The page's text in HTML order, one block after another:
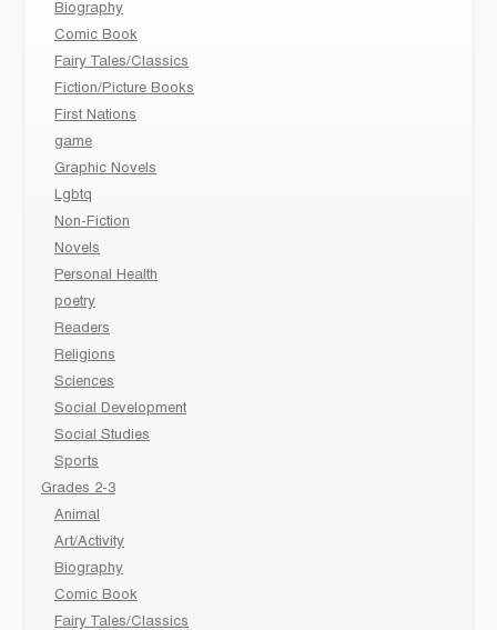
Biography
Comic Book
Fairy Tales/Classics
Fiction/Picture Books
First Nations
game
Graphic Novels
Lgbtq
Non-Fiction
Novels
Personal Health
poetry
Readers
Religions
Sciences
Social Development
Social Studies
Sports
Grades 2-3
Animal
Art/Activity
Biography
Comic Book
Fairy Tales/Classics